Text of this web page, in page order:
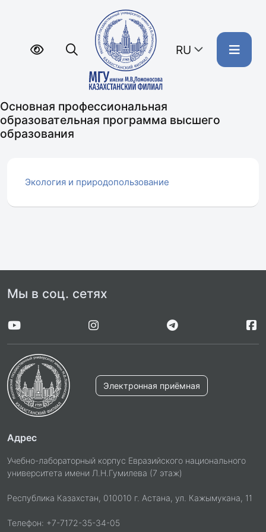
RU
Основная профессиональная
образовательная программа высшего
образования
Экология и природопользование
Мы в соц. сетях
Электронная приёмная
Адрес
Учебно-лабораторный корпус Евразийского национального
университета имени Л.Н.Гумилева (7 этаж)
Республика Казахстан, 010010 г. Астана, ул. Кажымукана, 11
Телефон: +7-7172-35-34-05